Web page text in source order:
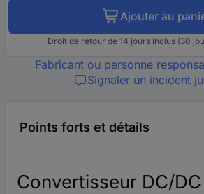
Ajouter au
Droit de retour de 14 jours inclus (30
Fabricant ou personne
Signaler un incident
Points forts et détails
Convertisseur DC/